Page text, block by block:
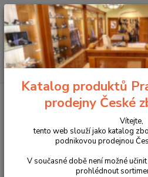
+420 225 375 800
Pouzdra, kufry na zbraně a batohy
Řemeny na zbraně Řemen na
Řemen na zbraň
BR02/4
Katalog produktů
prodejny České
Vítejte,
tento web slouží jako katalog
podnikovou prodejnou
V současné době není možné
prohlédnout